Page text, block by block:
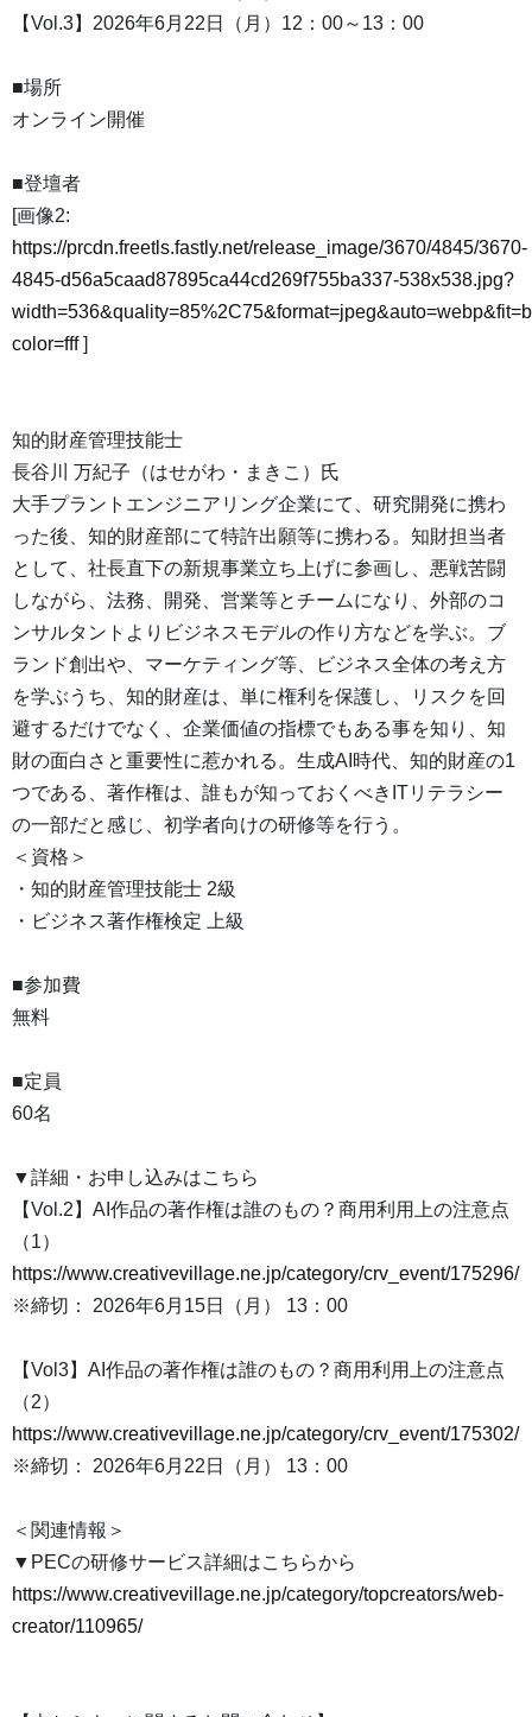
【Vol.3】2026年6月22日（月）12：00～13：00
■場所
オンライン開催
■登壇者
[画像2:
https://prcdn.freetls.fastly.net/release_image/3670/4845/3670-
4845-d56a5caad87895ca44cd269f755ba337-538x538.jpg?
color=fff]
知的財産管理技能士
長谷川 万紀子（はせがわ・まきこ）氏
大手プラントエンジニアリング企業にて、研究開発に携わ
った後、知的財産部にて特許出願等に携わる。知財担当者
として、社長直下の新規事業立ち上げに参画し、悪戦苦闘
しながら、法務、開発、営業等とチームになり、外部のコ
ンサルタントよりビジネスモデルの作り方などを学ぶ。ブ
ランド創出や、マーケティング等、ビジネス全体の考え方
を学ぶうち、知的財産は、単に権利を保護し、リスクを回
避するだけでなく、企業価値の指標でもある事を知り、知
財の面白さと重要性に惹かれる。生成AI時代、知的財産の1
つである、著作権は、誰もが知っておくべきITリテラシー
の一部だと感じ、初学者向けの研修等を行う。
＜資格＞
・知的財産管理技能士 2級
・ビジネス著作権検定 上級
■参加費
無料
■定員
60名
▼詳細・お申し込みはこちら
【Vol.2】AI作品の著作権は誰のもの？商用利用上の注意点
（1）
https://www.creativevillage.ne.jp/category/crv_event/175296/
※締切： 2026年6月15日（月） 13：00
【Vol3】AI作品の著作権は誰のもの？商用利用上の注意点
（2）
https://www.creativevillage.ne.jp/category/crv_event/175302/
※締切： 2026年6月22日（月） 13：00
＜関連情報＞
▼PECの研修サービス詳細はこちらから
https://www.creativevillage.ne.jp/category/topcreators/web-
creator/110965/